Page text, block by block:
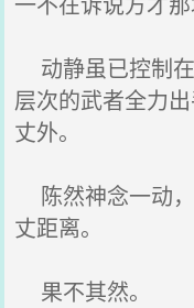
动静虽已控制
层次的武者全力
丈外。
陈然神念一动
丈距离。
果不其然。